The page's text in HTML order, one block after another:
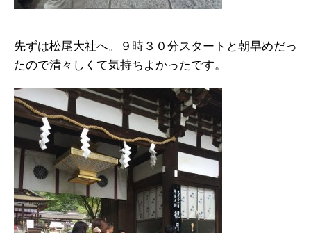
先ずは松尾大社へ。９時３０分スタートと朝早めだっ
たので清々しくて気持ちよかったです。